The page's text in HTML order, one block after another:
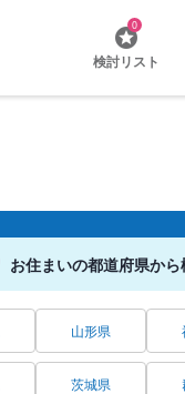
0
検討リスト
お住まいの都道府県から
山形県
茨城県